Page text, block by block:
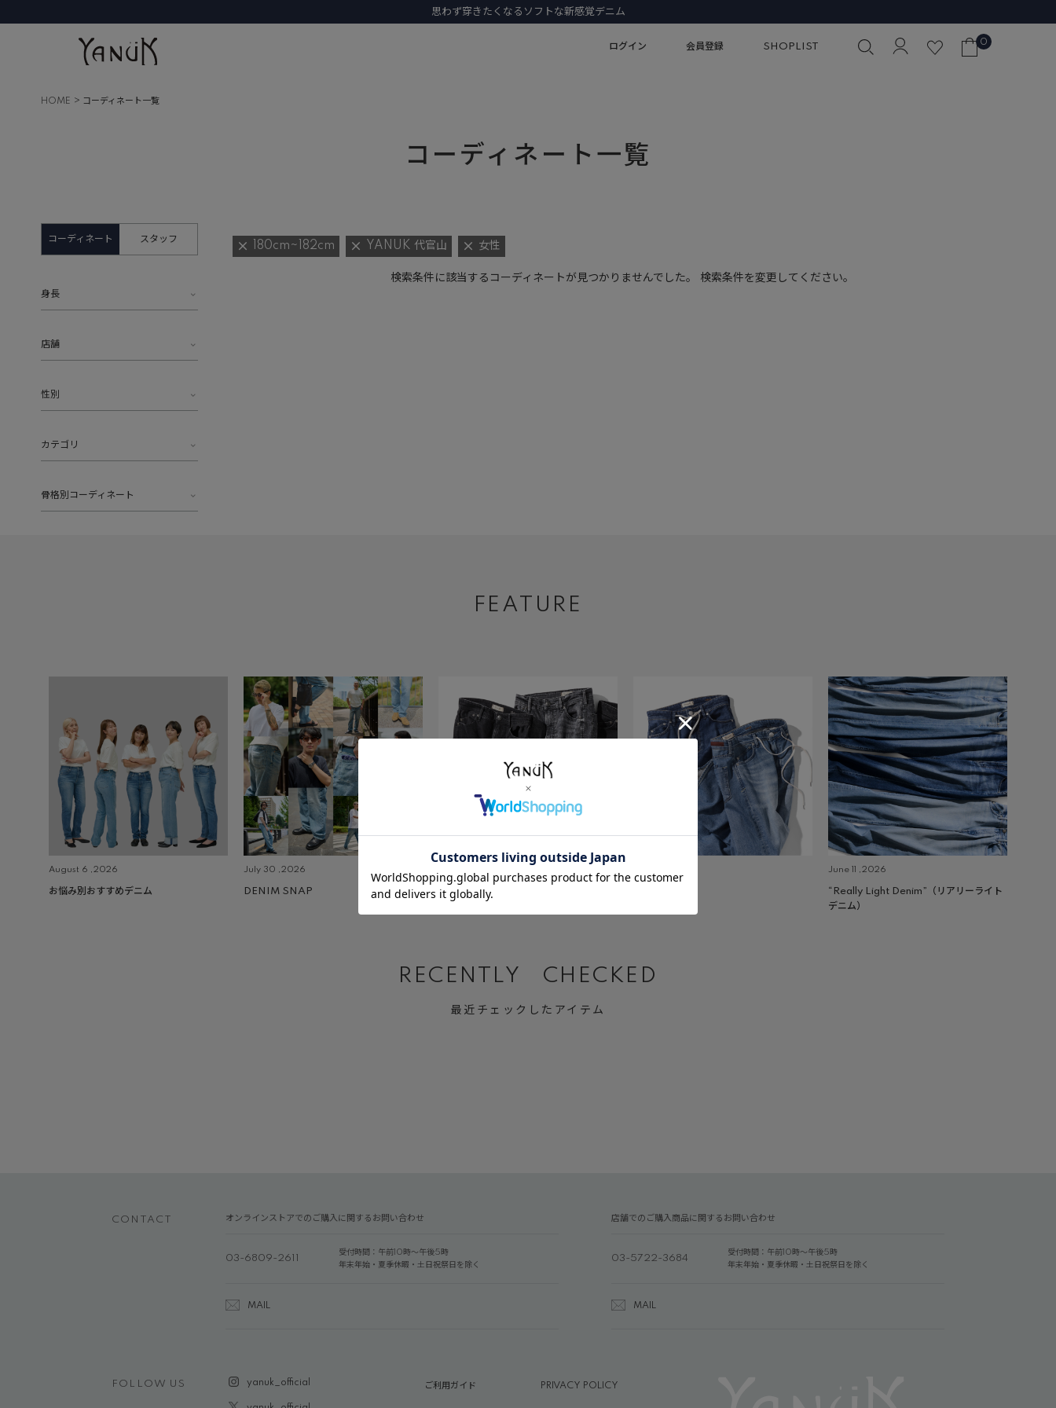
思わず穿きたくなるソフトな新感覚デニム
ログイン 会員登録 SHOPLIST 0
HOME コーディネート一覧
コーディネート一覧
コーディネート スタッフ
身長
店舗
性別
カテゴリ
骨格別コーディネート
180cm~182cm YANUK 代官山 女性
検索条件に該当するコーディネートが見つかりませんでした。 検索条件を変更してください。
FEATURE
August 6 ,2026
お悩み別おすすめデニム
July 30 ,2026
DENIM SNAP BLACK&GRAY DENIM
June 11 ,2026
“Really Light Denim”（リアリーライト
デニム）
RECENTLY CHECKED
最近チェックしたアイテム
CONTACT オンラインストアでのご購入に関するお問い合わせ
03-6809-2611
受付時間：午前10時～午後5時
年末年始・夏季休暇・土日祝祭日を除く
MAIL
店舗でのご購入商品に関するお問い合わせ
03-5722-3684
受付時間：午前10時～午後5時
年末年始・夏季休暇・土日祝祭日を除く
MAIL
FOLLOW US yanuk_official ご利用ガイド PRIVACY POLICY